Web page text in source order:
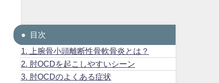
目次
1.
上腕骨小頭離断性骨軟骨炎とは？
2.
肘OCDを起こしやすいシーン
3.
肘OCDのよくある症状